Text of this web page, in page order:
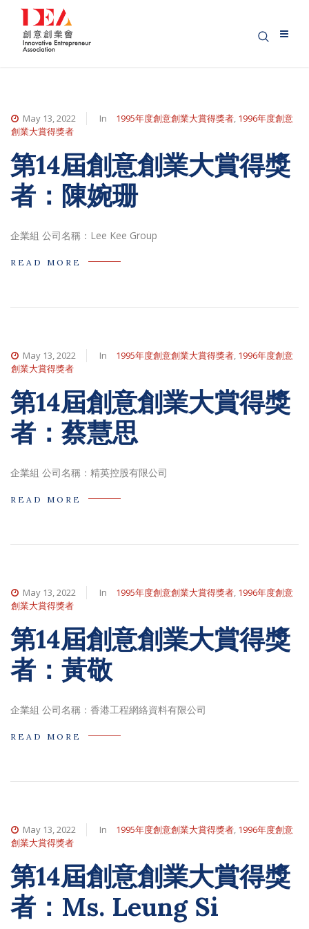
May 13, 2022 In 1995年度創意創業大賞得獎者, 1996年度創意
創業大賞得獎者
第14屆創意創業大賞得獎
者：陳婉珊
企業組 公司名稱：Lee Kee Group
READ MORE
May 13, 2022 In 1995年度創意創業大賞得獎者, 1996年度創意
創業大賞得獎者
第14屆創意創業大賞得獎
者：蔡慧思
企業組 公司名稱：精英控股有限公司
READ MORE
May 13, 2022 In 1995年度創意創業大賞得獎者, 1996年度創意
創業大賞得獎者
第14屆創意創業大賞得獎
者：黃敬
企業組 公司名稱：香港工程網絡資料有限公司
READ MORE
May 13, 2022 In 1995年度創意創業大賞得獎者, 1996年度創意
創業大賞得獎者
第14屆創意創業大賞得獎
者：Ms. Leung Si